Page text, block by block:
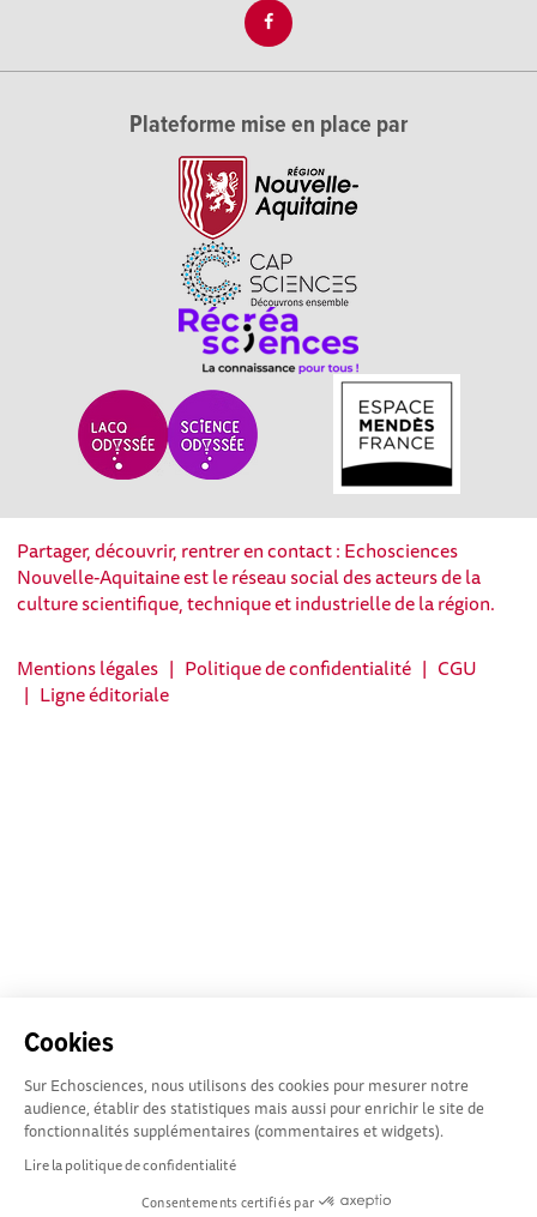
Cookies
Sur Echosciences, nous utilisons des cookies pour mesurer notre
audience, établir des statistiques mais aussi pour enrichir le site de
fonctionnalités supplémentaires (commentaires et widgets).
Lire la politique de confidentialité
Consentements certifiés par
Plateforme mise en place par
Partager, découvrir, rentrer en contact : Echosciences
Nouvelle-Aquitaine est le réseau social des acteurs de la
culture scientifique, technique et industrielle de la région.
Mentions légales | Politique de confidentialité | CGU
| Ligne éditoriale